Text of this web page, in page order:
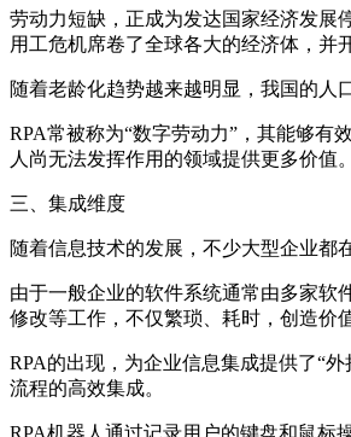
劳动力短缺，正成为发达国家经济发展
用工危机席卷了全球各大的经济体，并
随着老龄化趋势越来越明显，我国的人
RPA常被称为“数字劳动力”，其能够有
人尚无法发挥作用的领域提供更多价值。
三、集成维度
随着信息技术的发展，不少大型企业都
由于一般企业的软件系统通常由多家软
修改等工作，不仅繁琐、耗时，创造价
RPA的出现，为企业信息集成提供了“
流程的高效集成。